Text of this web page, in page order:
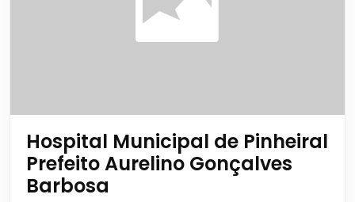
Hospital Municipal de Pinheiral
Prefeito Aurelino Gonçalves
Barbosa